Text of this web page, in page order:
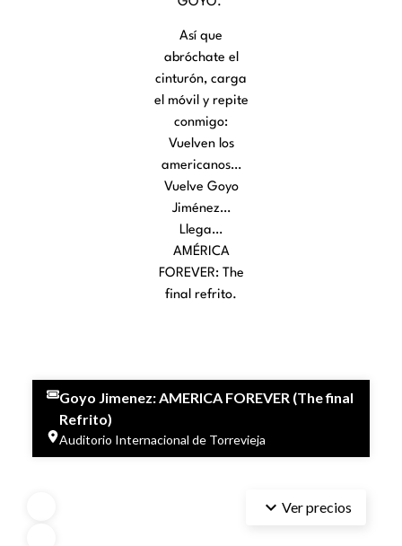
Así que
abróchate el
cinturón, carga
el móvil y repite
conmigo:
Vuelven los
americanos…
Vuelve Goyo
Jiménez…
Llega…
AMÉRICA
FOREVER: The
final refrito.
Goyo Jimenez: AMERICA FOREVER (The final
Refrito)
Auditorio Internacional de Torrevieja
keyboard_arrow_down Ver precios